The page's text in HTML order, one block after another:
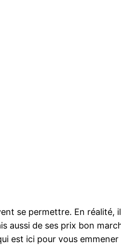
se permettre. En réalité, il
aussi de ses prix bon
est ici pour vous